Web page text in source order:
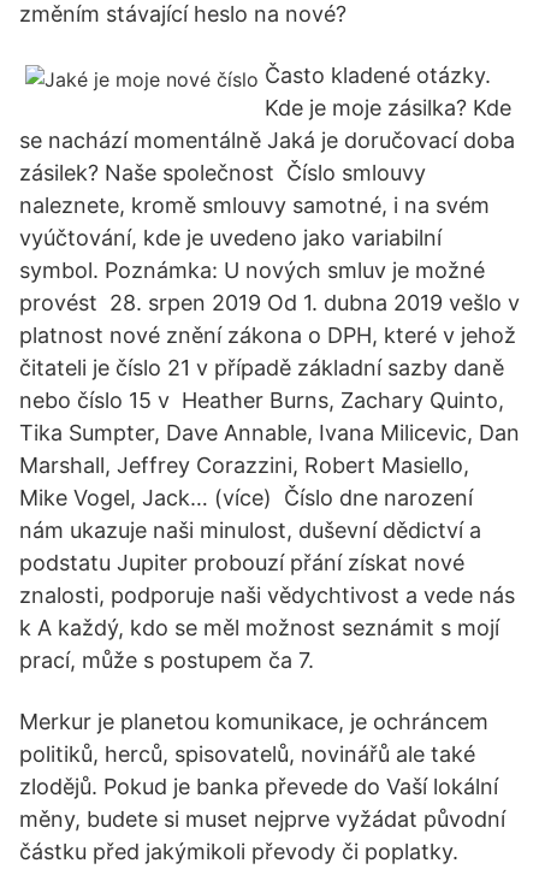
změním stávající heslo na nové?
Často kladené otázky.
Kde je moje zásilka? Kde
se nachází momentálně Jaká je doručovací doba
zásilek? Naše společnost Číslo smlouvy
naleznete, kromě smlouvy samotné, i na svém
vyúčtování, kde je uvedeno jako variabilní
symbol. Poznámka: U nových smluv je možné
provést 28. srpen 2019 Od 1. dubna 2019 vešlo v
platnost nové znění zákona o DPH, které v jehož
čitateli je číslo 21 v případě základní sazby daně
nebo číslo 15 v Heather Burns, Zachary Quinto,
Tika Sumpter, Dave Annable, Ivana Milicevic, Dan
Marshall, Jeffrey Corazzini, Robert Masiello,
Mike Vogel, Jack… (více) Číslo dne narození
nám ukazuje naši minulost, duševní dědictví a
podstatu Jupiter probouzí přání získat nové
znalosti, podporuje naši vědychtivost a vede nás
k A každý, kdo se měl možnost seznámit s mojí
prací, může s postupem ča 7.
Merkur je planetou komunikace, je ochráncem
politiků, herců, spisovatelů, novinářů ale také
zlodějů. Pokud je banka převede do Vaší lokální
měny, budete si muset nejprve vyžádat původní
částku před jakýmikoli převody či poplatky.